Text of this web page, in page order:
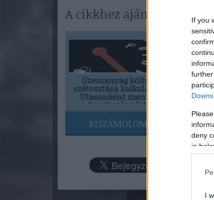
If you
deny
in
I
A cikkhez ajánlott
Üzemanyag költség
szétosztása kalkulátor -
Utasonként mennyi
benzinpénz jut?
KISZÁMOLOM!